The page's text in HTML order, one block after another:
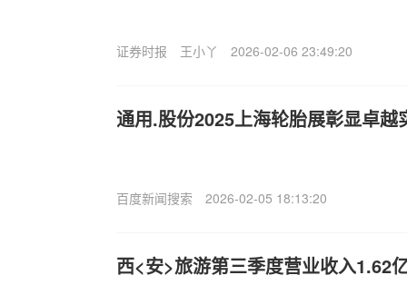
证券时报 王小丫 2026-02-06 23:49:20
通用.股份2025上海轮胎展彰显卓越
百度新闻搜索 2026-02-05 18:13:20
西<安>旅游第三季度营业收入1.62